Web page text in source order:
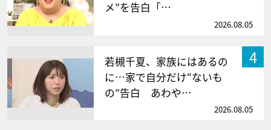
メ”を告白「…
2026.08.05
4
若槻千夏、家族にはあるの
に…家で自分だけ“ないも
の”告白 あわや…
2026.08.05